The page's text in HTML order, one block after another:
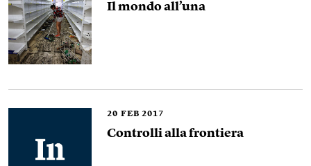
Il mondo all’una
20 FEB 2017
Controlli alla frontiera